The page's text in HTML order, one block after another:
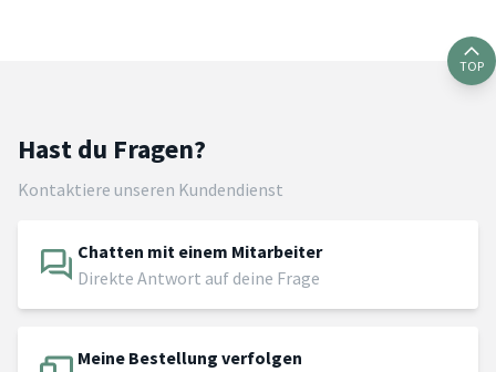
TOP
Hast du Fragen?
Kontaktiere unseren Kundendienst
Chatten mit einem Mitarbeiter
Direkte Antwort auf deine Frage
Meine Bestellung verfolgen